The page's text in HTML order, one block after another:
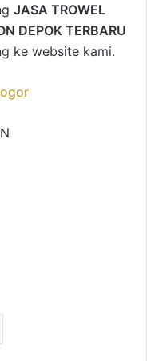
JASA TROWEL
DEPOK TERBARU
ke website kami.